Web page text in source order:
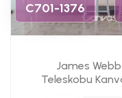
C701-1376
James
Teleskobu